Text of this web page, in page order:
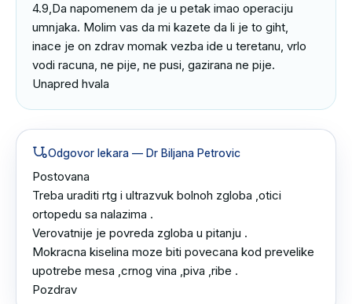
4.9,Da napomenem da je u petak imao operaciju
umnjaka. Molim vas da mi kazete da li je to giht,
inace je on zdrav momak vezba ide u teretanu, vrlo
vodi racuna, ne pije, ne pusi, gazirana ne pije.
Unapred hvala
Odgovor lekara — Dr Biljana Petrovic
Postovana
Treba uraditi rtg i ultrazvuk bolnoh zgloba ,otici
ortopedu sa nalazima .
Verovatnije je povreda zgloba u pitanju .
Mokracna kiselina moze biti povecana kod prevelike
upotrebe mesa ,crnog vina ,piva ,ribe .
Pozdrav